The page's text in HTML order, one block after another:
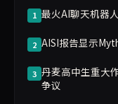
1 最火AI聊天机器
2 AISI报告显示
3 丹麦高中生重大
争议